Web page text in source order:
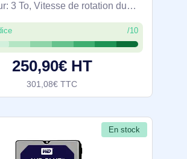
3 To, Vitesse de rotation du
5400 tr/min, Taille du tampon
de stockage: 64 Mo, Taille du
3.5", Interface: Série
/10
250,90€ HT
301,08€ TTC
En stock